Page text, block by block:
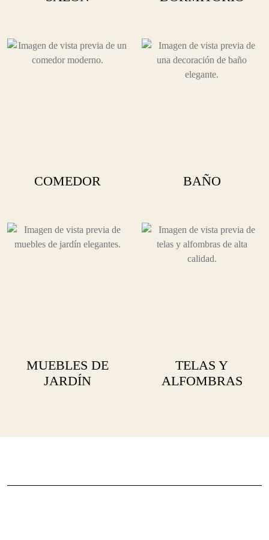
COMEDOR BAÑO
MUEBLES DE
JARDÍN
TELAS Y
ALFOMBRAS